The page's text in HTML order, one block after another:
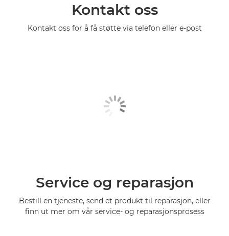
Kontakt oss
Kontakt oss for å få støtte via telefon eller e-post
Service og reparasjon
Bestill en tjeneste, send et produkt til reparasjon, eller
finn ut mer om vår service- og reparasjonsprosess